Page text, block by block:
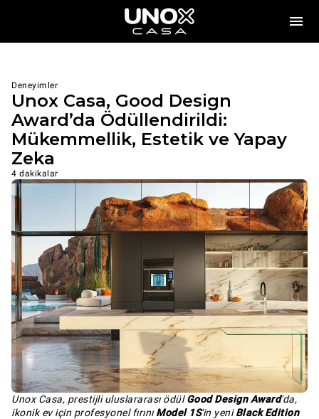
Deneyimler
Unox Casa, Good Design
Award’da Ödüllendirildi:
Mükemmellik, Estetik ve Yapay
Zeka
4 dakikalar
Unox Casa, prestijli uluslararası ödülGood Design Award'da,
ikonik ev için profesyonel fırını Model 1S'in yeniBlack Edition